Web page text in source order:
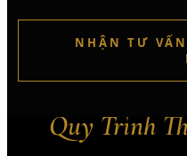
NHẬN TƯ
Quy Trình